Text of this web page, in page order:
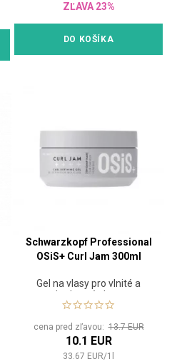
ZĽAVA 23%
DO KOŠÍKA
Schwarzkopf Professional
OSiS+ Curl Jam 300ml
Gel na vlasy pro vlnité a
kudrnaté vlasy
cena pred zľavou:13.7 EUR
10.1 EUR
33.67 EUR/1